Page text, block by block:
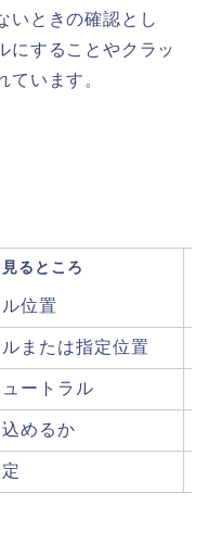
いときの確認とし
にすることやクラッ
ています。
見るところ
位置
または指定位置
ートラル
めるか